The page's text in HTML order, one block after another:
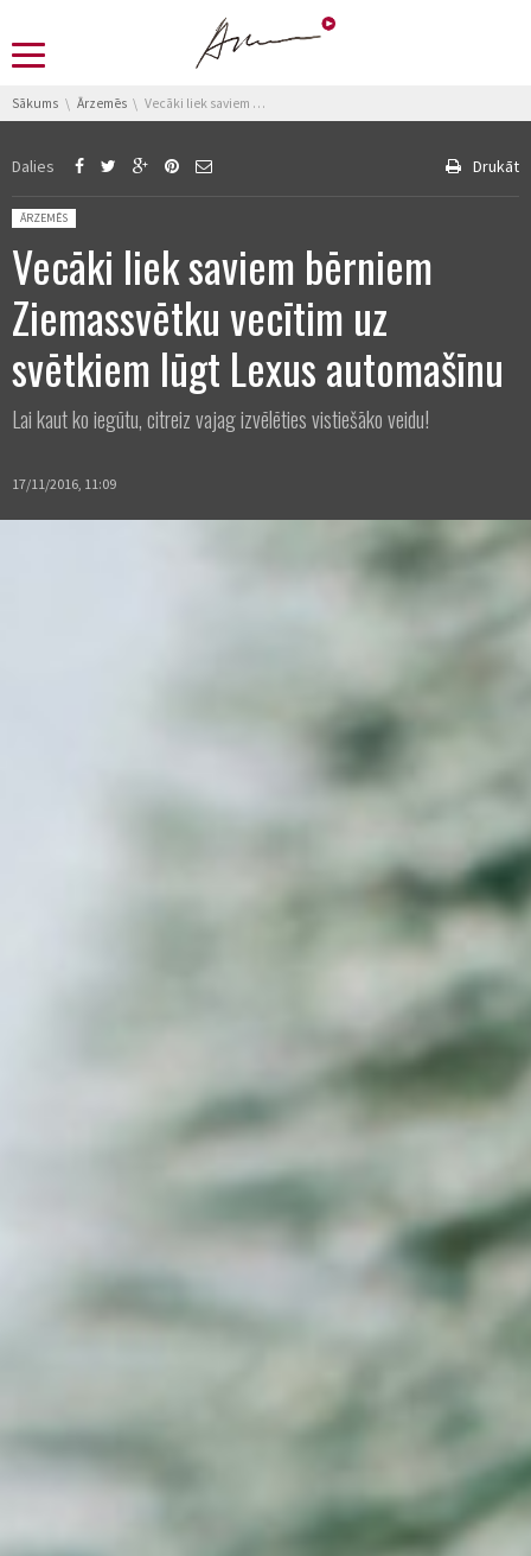
You are here:
Sākums Ārzemēs Vecāki liek saviem bērniem Ziemassvētku vecītim uz svētkiem lūgt Lexus automašīnu
Dalies Drukāt
Posted in:
ĀRZEMĒS
Vecāki liek saviem bērniem
Ziemassvētku vecītim uz
svētkiem lūgt Lexus automašīnu
Lai kaut ko iegūtu, citreiz vajag izvēlēties vistiešāko veidu!
17/11/2016, 11:09